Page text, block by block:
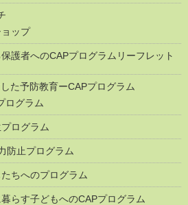
ップ
護者へのCAPプログラムリーフレット
た予防教育ーCAPプログラム
ログラム
ログラム
防止プログラム
ちへのプログラム
らす子どもへのCAPプログラム